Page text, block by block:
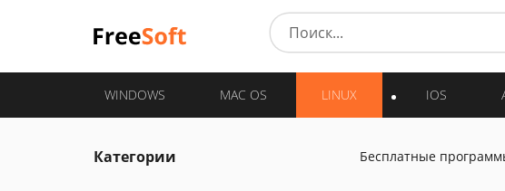
WINDOWS MAC OS LINUX IOS
Категории Бесплатные